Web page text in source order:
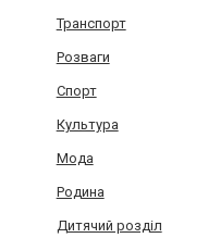
Транспорт
Розваги
Спорт
Культура
Мода
Родина
Дитячий розділ